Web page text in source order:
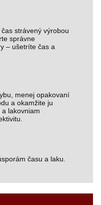
strávený výrobou
správne
– ušetríte čas a
menej opakovaní
a okamžite ju
lakovniam
času a laku.